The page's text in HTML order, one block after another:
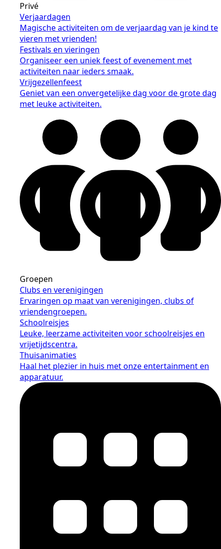
Privé
Verjaardagen
Magische activiteiten om de verjaardag van je kind te
vieren met vrienden!
Festivals en vieringen
Organiseer een uniek feest of evenement met
activiteiten naar ieders smaak.
Vrijgezellenfeest
Geniet van een onvergetelijke dag voor de grote dag
met leuke activiteiten.
Groepen
Clubs en verenigingen
Ervaringen op maat van verenigingen, clubs of
vriendengroepen.
Schoolreisjes
Leuke, leerzame activiteiten voor schoolreisjes en
vrijetijdscentra.
Thuisanimaties
Haal het plezier in huis met onze entertainment en
apparatuur.